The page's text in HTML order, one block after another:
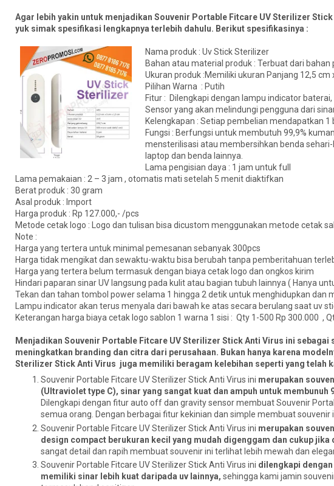
Agar lebih yakin untuk menjadikan Souvenir Portable Fitcare UV Sterilizer
yuk simak spesifikasi lengkapnya terlebih dahulu. Berikut spesifikasinya :
Nama produk : Uv Stick Sterilizer
Bahan atau material produk : Terbuat dari
Ukuran produk :Memiliki ukuran Panjang 12,5 cm
Pilihan Warna : Putih
Fitur : Dilengkapi dengan lampu indicator
Sensor yang akan melindungi pengguna dari
Kelengkapan : Setiap pembelian mendapatkan
Fungsi : Berfungsi untuk membutuh 99,9%
mensterilisasi atau membersihkan benda
laptop dan benda lainnya.
Lama pengisian daya : 1 jam untuk full
Lama pemakaian : 2 – 3 jam , otomatis mati setelah 5 menit diaktifkan
Berat produk : 30 gram
Asal produk : Import
Harga produk : Rp 127.000,- /pcs
Metode cetak logo : Logo dan tulisan bisa dicustom menggunakan metode cetak
Note :
Harga yang tertera untuk minimal pemesanan sebanyak 300pcs
Harga tidak mengikat dan sewaktu-waktu bisa berubah tanpa pemberitahuan
Harga yang tertera belum termasuk dengan biaya cetak logo dan ongkos kirim
Hindari paparan sinar UV langsung pada kulit atau bagian tubuh lainnya ( Hanya
Tekan dan tahan tombol power selama 1 hingga 2 detik untuk menghidupkan dan
Lampu indicator akan terus menyala dari bawah ke atas secara berulang saat uv
Keterangan harga biaya cetak logo sablon 1 warna 1 sisi : Qty 1-500 Rp 300.000 ,
Menjadikan Souvenir Portable Fitcare UV Sterilizer Stick Anti Virus ini
meningkatkan branding dan citra dari perusahaan. Bukan hanya karena
Sterilizer Stick Anti Virus juga memiliki beragam kelebihan seperti yang telah
Souvenir Portable Fitcare UV Sterilizer Stick Anti Virus ini merupakan
(Ultraviolet type C), sinar yang sangat kuat dan ampuh untuk
Dilengkapi dengan fitur auto off dan gravity sensor membuat Souvenir
semua orang. Dengan berbagai fitur kekinian dan simple membuat souvenir
Souvenir Portable Fitcare UV Sterilizer Stick Anti Virus ini merupakan
design compact berukuran kecil yang mudah digenggam dan cukup jika
sangat detail dan rapih membuat souvenir ini terlihat lebih mewah dan
Souvenir Portable Fitcare UV Sterilizer Stick Anti Virus ini dilengkapi dengan
memiliki sinar lebih kuat daripada uv lainnya, sehingga kami jamin